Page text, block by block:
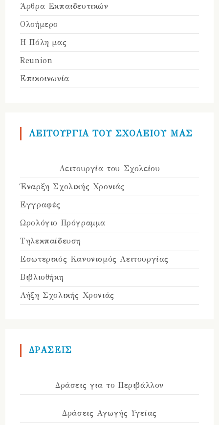
Άρθρα Εκπαιδευτικών
Ολοήμερο
Η Πόλη μας
Reunion
Επικοινωνία
ΛΕΙΤΟΥΡΓΙΑ ΤΟΥ ΣΧΟΛΕΙΟΥ ΜΑΣ
Λειτουργία του Σχολείου
Έναρξη Σχολικής Χρονιάς
Εγγραφές
Ωρολόγιο Πρόγραμμα
Τηλεκπαίδευση
Εσωτερικός Κανονισμός Λειτουργίας
Βιβλιοθήκη
Λήξη Σχολικής Χρονιάς
ΔΡΑΣΕΙΣ
Δράσεις για το Περιβάλλον
Δράσεις Αγωγής Υγείας